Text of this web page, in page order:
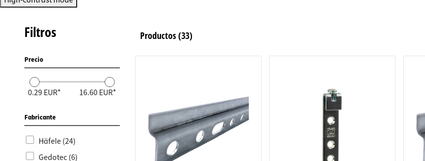
Filtros
Precio
0.29 EUR* 16.60 EUR*
Fabricante
Häfele (24)
Gedotec (6)
Productos(33)